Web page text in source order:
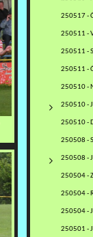
250511 -
250510 -
250504 -